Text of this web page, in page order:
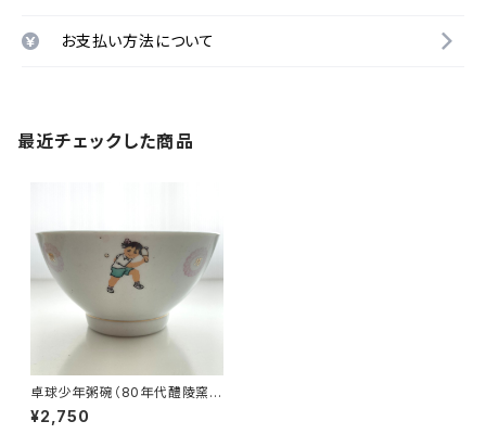
お支払い方法について
最近チェックした商品
卓球少年粥碗（80年代醴陵窯デ
ッドストック）
¥2,750